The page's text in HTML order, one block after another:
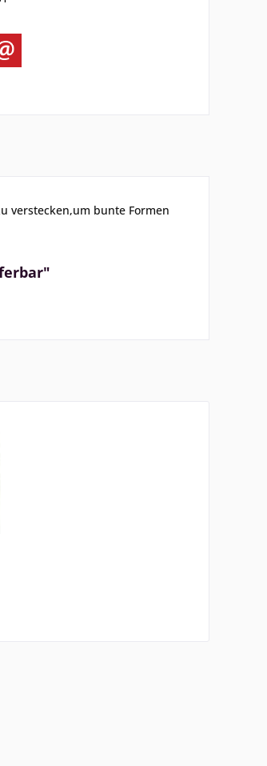
verstecken,um bunte Formen